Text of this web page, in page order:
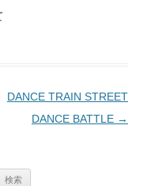
DANCE TRAIN STREET
DANCE BATTLE →